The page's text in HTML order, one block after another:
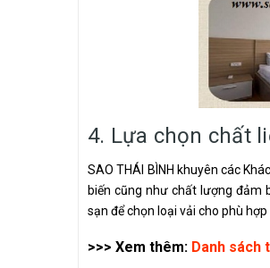
4. Lựa chọn chất
SAO THÁI BÌNH khuyên các
biến cũng như chất lượng đảm
sạn để chọn loại vải cho phù hợp
>>> Xem thêm: Danh sách